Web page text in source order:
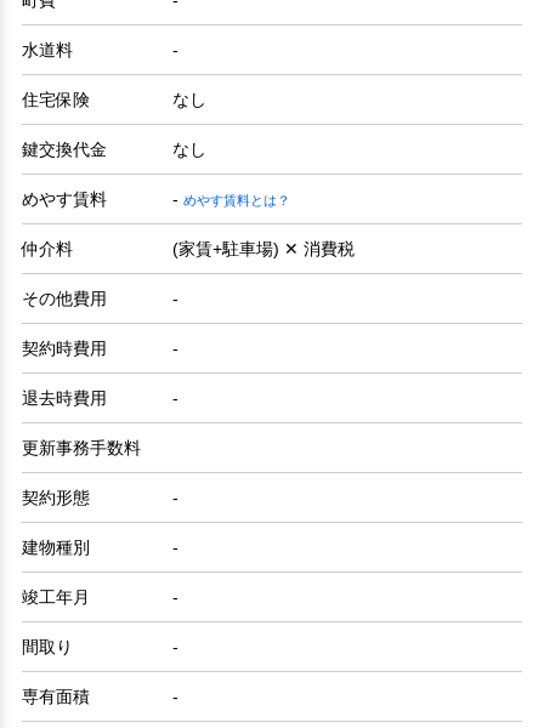
水道料 -
住宅保険 なし
鍵交換代金 なし
めやす賃料 - めやす賃料とは？
仲介料 (家賃+駐車場) ✕ 消費税
その他費用 -
契約時費用 -
退去時費用 -
更新事務手数料
契約形態 -
建物種別 -
竣工年月 -
間取り -
専有面積 -